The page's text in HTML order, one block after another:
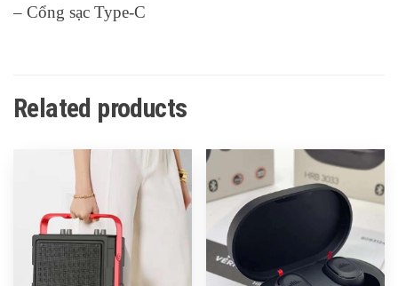
– Cổng sạc Type-C
Related products